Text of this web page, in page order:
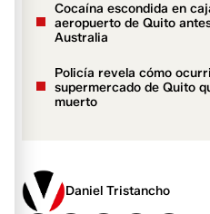
Cocaína escondida en
aeropuerto de Quito
Australia
Policía revela cómo
supermercado de Quito
muerto
Daniel Tristancho